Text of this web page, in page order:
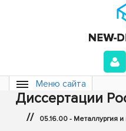
Меню сайта
Диссертации
// 05.16.00 - Металлургия